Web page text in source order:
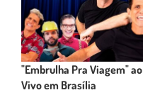
"Embrulha Pra Viagem" ao
Vivo em Brasília